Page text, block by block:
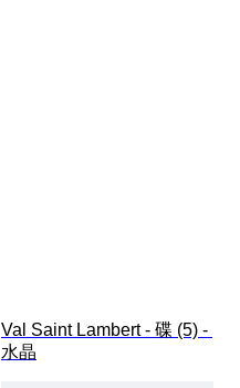
Val Saint Lambert - 碟 (5) -
水晶